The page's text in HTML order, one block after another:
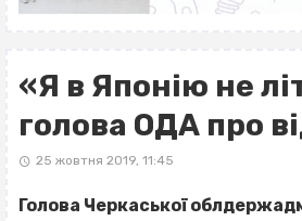
«Я в Японію не
голова ОДА про
25 жовтня 2019, 11:45
Голова Черкаської